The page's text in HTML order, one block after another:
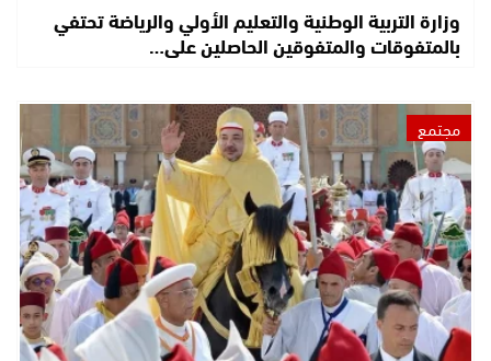
وزارة التربية الوطنية والتعليم الأولي والرياضة تحتفي
بالمتفوقات والمتفوقين الحاصلين على…
مجتمع